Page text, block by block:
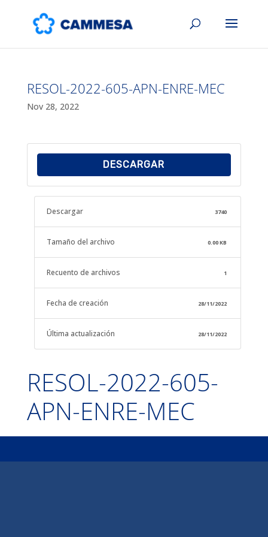
RESOL-2022-605-APN-ENRE-MEC
Nov 28, 2022
DESCARGAR
Descargar 3740
Tamaño del archivo 0.00 KB
Recuento de archivos 1
Fecha de creación 28/11/2022
Última actualización 28/11/2022
RESOL-2022-605-
APN-ENRE-MEC